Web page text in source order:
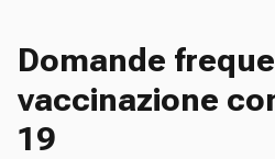
Domande
vaccinazione
19